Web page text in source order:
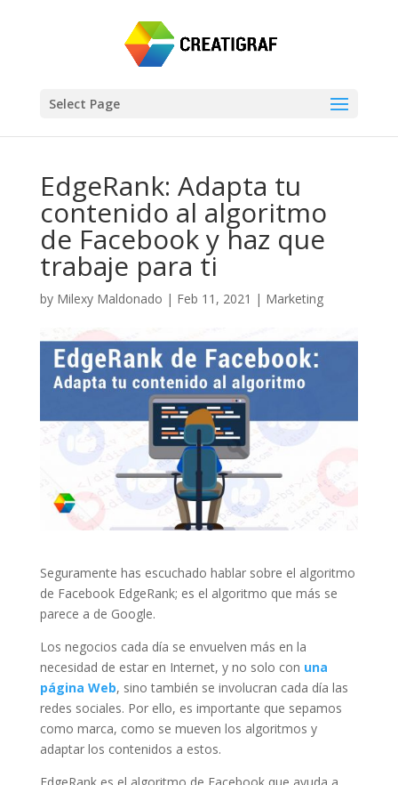
Select Page
EdgeRank: Adapta tu
contenido al algoritmo
de Facebook y haz que
trabaje para ti
by Milexy Maldonado | Feb 11, 2021 | Marketing
Seguramente has escuchado hablar sobre el algoritmo
de Facebook EdgeRank; es el algoritmo que más se
parece a de Google.
Los negocios cada día se envuelven más en la
necesidad de estar en Internet, y no solo con una
página Web, sino también se involucran cada día las
redes sociales. Por ello, es importante que sepamos
como marca, como se mueven los algoritmos y
adaptar los contenidos a estos.